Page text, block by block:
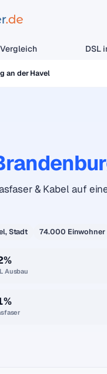
Vergleich DSL
an der Havel
& Kabel auf
Stadt 74.000 Einwohner
Ausbau